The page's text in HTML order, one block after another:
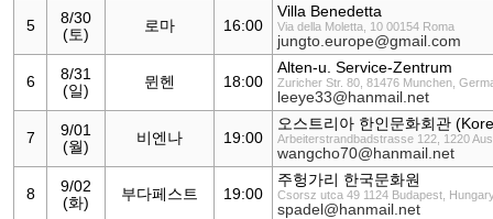
5
8/30
(토)
로마 16:00
Villa Benedetta
Via della Moletta, 10 00154 Roma
jungto.europe@gmail.com
6
8/31
(일)
뮌헨 18:00
Alten-u. Service-Zentrum
Zuricher Str. 80, 81476 Munchen,
leeye33@hanmail.net
7
9/01
(월)
비엔나 19:00
오스트리아 한인문화회관
Arbeiterstrandbadstrasse 122, 1220
wangcho70@hanmail.net
8
9/02
(화)
부다페스트 19:00
주헝가리 한국문화원
Csorsz utca 49 1124 Budapest,
spadel@hanmail.net